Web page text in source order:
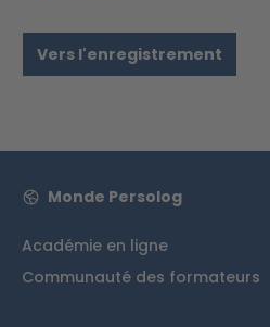
Vers l'enregistrement
Monde Persolog
Académie en ligne
Communauté des formateurs